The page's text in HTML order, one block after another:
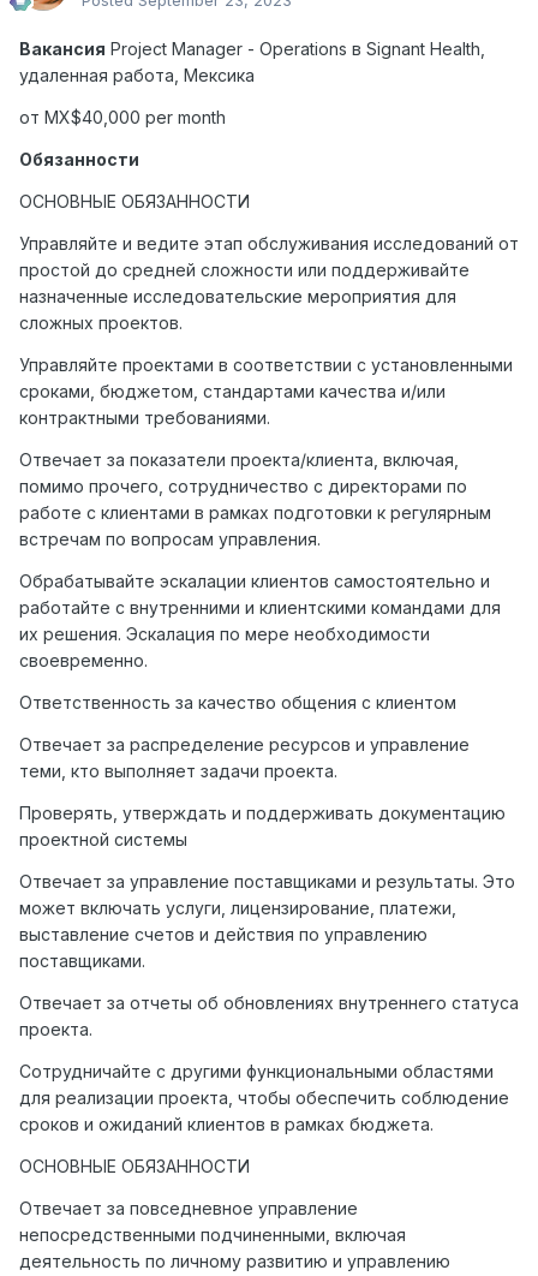
Вакансия Project Manager - Operations в Signant Health,
удаленная работа Мексика
от MX$40,000 per month
Обязанности
ОСНОВНЫЕ ОБЯЗАННОСТИ
Управляйте и ведите этап обслуживания исследований от
простой до средней сложности или поддерживайте
назначенные исследовательские мероприятия для
сложных проектов.
Управляйте проектами в соответствии с установленными
сроками, бюджетом, стандартами качества и/или
контрактными требованиями.
Отвечает за показатели проекта/клиента, включая,
помимо прочего, сотрудничество с директорами по
работе с клиентами в рамках подготовки к регулярным
встречам по вопросам управления.
Обрабатывайте эскалации клиентов самостоятельно и
работайте с внутренними и клиентскими командами для
их решения. Эскалация по мере необходимости
своевременно.
Ответственность за качество общения с клиентом
Отвечает за распределение ресурсов и управление
теми, кто выполняет задачи проекта.
Проверять, утверждать и поддерживать документацию
проектной системы
Отвечает за управление поставщиками и результаты. Это
может включать услуги, лицензирование, платежи,
выставление счетов и действия по управлению
поставщиками.
Отвечает за отчеты об обновлениях внутреннего статуса
проекта.
Сотрудничайте с другими функциональными областями
для реализации проекта, чтобы обеспечить соблюдение
сроков и ожиданий клиентов в рамках бюджета.
ОСНОВНЫЕ ОБЯЗАННОСТИ
Отвечает за повседневное управление
непосредственными подчиненными, включая
деятельность по личному развитию и управлению